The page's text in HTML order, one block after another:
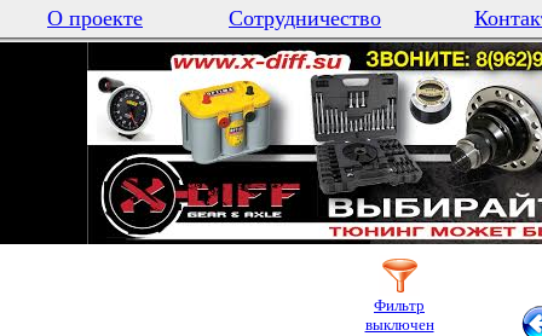
О проекте Сотрудничество
Фильтр
выключен